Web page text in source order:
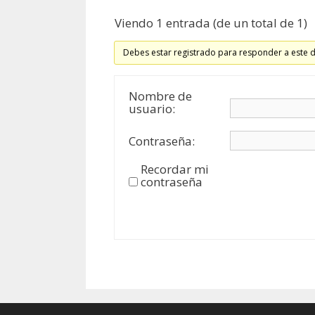
Viendo 1 entrada (de un total de 1)
Debes estar registrado para responder a este
Nombre de
usuario:
Contraseña:
Recordar mi
contraseña